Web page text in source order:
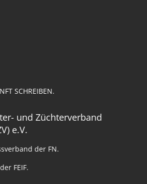
SCHREIBEN.
und Züchterverband
e.V.
der FN.
FEIF.